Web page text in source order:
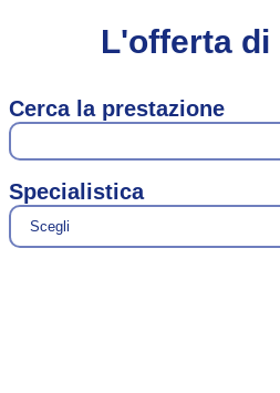
L'offerta di
Cerca la prestazione
Specialistica